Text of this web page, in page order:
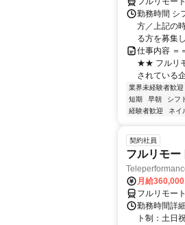
勤務時間 シ
方／上記の
る方を募集
仕事内容 ＝
★★ フルリ
されている
業界未経験者歓迎
短期
早朝 シフ
経験者歓迎
ネイ
契約社員
フルリモ
月給
フルリモート
勤務時間詳
ト制：土日